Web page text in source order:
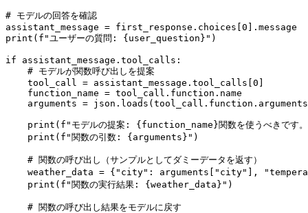
# モデルの回答を確認
assistant_message = first_response.choices[0].message
print(f"ユーザーの質問: {user_question}")
if assistant_message.tool_calls:
    # モデルが関数呼び出しを提案
    tool_call = assistant_message.tool_calls[0]
    function_name = tool_call.function.name
arguments =
print(f"モデルの提案: {function_name}関数を使うべきです
    print(f"関数の引数: {arguments}")
    # 関数の呼び出し（サンプルとしてダミーデータを返す）
weather_data = {"city": arguments["city"],
    print(f"関数の実行結果: {weather_data}")
    # 関数の呼び出し結果をモデルに戻す